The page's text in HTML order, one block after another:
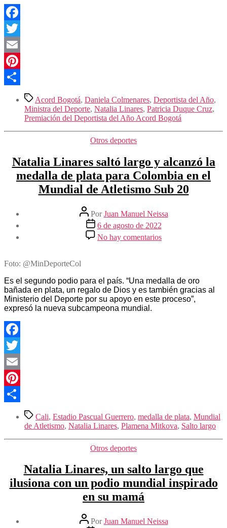
Facebook
Twitter
Email
Pinterest
CompartirEtiquetas
Acord Bogotá, Daniela Colmenares, Deportista del Año,
Ministra del Deporte, Natalia Linares, Patricia Duque Cruz,
Premiación del Deportista del Año Acord Bogotá
Categorías
Otros deportes
Natalia Linares saltó largo y alcanzó la
medalla de plata para Colombia en el
Mundial de Atletismo Sub 20
Autor
de
entrada
PorJuan Manuel Neissa
Fecha
de
la
6 de agosto de 2022
No hay comentarios
Natalia
y
alcanzó
la
Foto: @MinDeporteCol
Es el segundo podio para el país. “Una medalla de oro
bañada en plata, un regalo de Dios y es también gracias al
Ministerio del Deporte por su apoyo en este proceso”,
expresó la nueva subcampeona mundial.
Facebook
Twitter
Email
Pinterest
CompartirEtiquetas
Cali, Estadio Pascual Guerrero, medalla de plata, Mundial
de Atletismo, Natalia Linares, Plamena Mitkova, Salto largo
Categorías
Otros deportes
Natalia Linares, un salto largo que
ilusiona con un podio mundial inspirado
en su mamá
AutorPorJuan Manuel Neissa